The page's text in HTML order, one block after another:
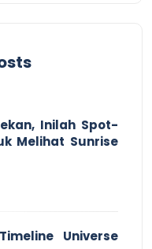
Inilah Spot-
Melihat Sunrise
Universe